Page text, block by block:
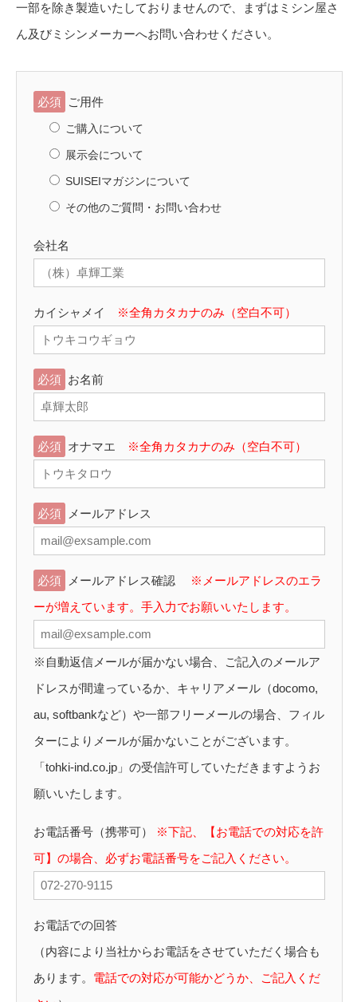
一部を除き製造いたしておりませんので、まずはミシン屋さ
ん及びミシンメーカーへお問い合わせください。
必須 ご用件
ご購入について
展示会について
SUISEIマガジンについて
その他のご質問・お問い合わせ
会社名
カイシャメイ ※全角カタカナのみ（空白不可）
必須 お名前
必須 オナマエ ※全角カタカナのみ（空白不可）
必須 メールアドレス
必須 メールアドレス確認
※メールアドレスのエラ
ーが増えています。手入力でお願いいたします。
※自動返信メールが届かない場合、ご記入のメールア
ドレスが間違っているか、キャリアメール（docomo,
au, softbankなど）や一部フリーメールの場合、フィル
ターによりメールが届かないことがございます。
「tohki-ind.co.jp」の受信許可していただきますようお
願いいたします。
お電話番号（携帯可）
※下記、【お電話での対応を許
可】の場合、必ずお電話番号をご記入ください。
お電話での回答
（内容により当社からお電話をさせていただく場合も
あります。 電話での対応が可能かどうか、ご記入くだ